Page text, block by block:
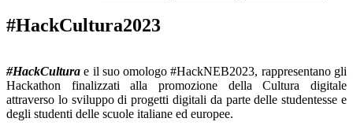
#HackCultura2023
#HackCultura e il suo omologo #HackNEB2023, rappresentano gli
Hackathon finalizzati alla promozione della Cultura digitale
attraverso lo sviluppo di progetti digitali da parte delle studentesse e
degli studenti delle scuole italiane ed europee.